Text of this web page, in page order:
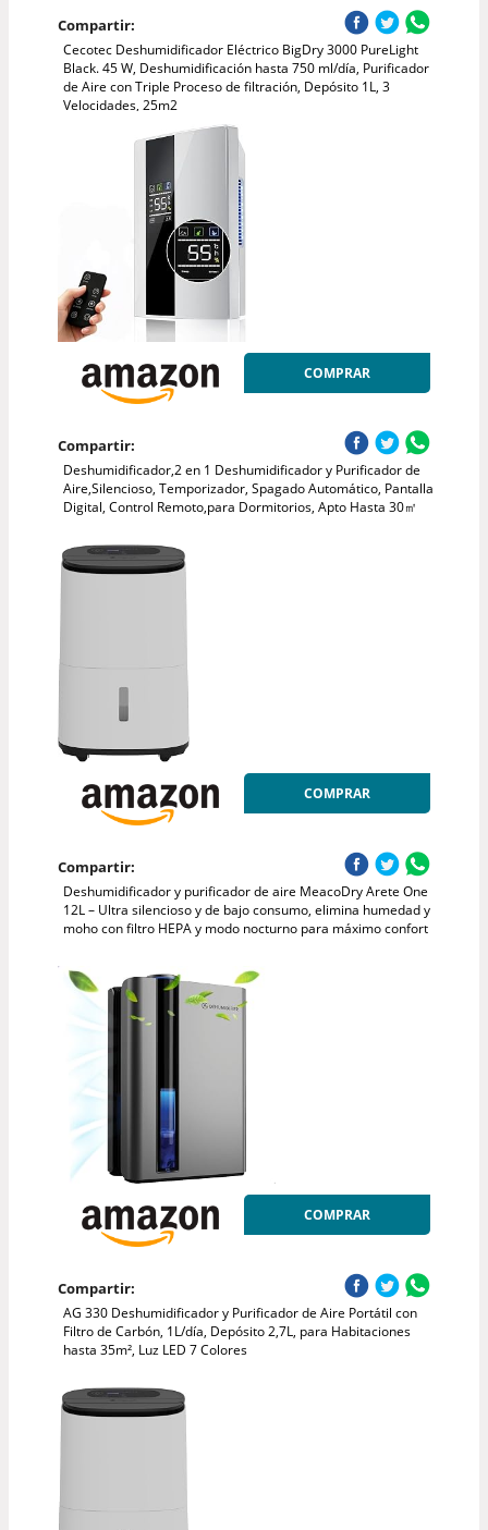
Compartir:
Cecotec Deshumidificador Eléctrico BigDry 3000 PureLight
Black. 45 W, Deshumidificación hasta 750 ml/día, Purificador
de Aire con Triple Proceso de filtración, Depósito 1L, 3
Velocidades, 25m2
COMPRAR
Compartir:
Deshumidificador,2 en 1 Deshumidificador y Purificador de
Aire,Silencioso, Temporizador, Spagado Automático, Pantalla
Digital, Control Remoto,para Dormitorios, Apto Hasta 30㎡
COMPRAR
Compartir:
Deshumidificador y purificador de aire MeacoDry Arete One
12L – Ultra silencioso y de bajo consumo, elimina humedad y
moho con filtro HEPA y modo nocturno para máximo confort
COMPRAR
Compartir:
AG 330 Deshumidificador y Purificador de Aire Portátil con
Filtro de Carbón, 1L/día, Depósito 2,7L, para Habitaciones
hasta 35m², Luz LED 7 Colores